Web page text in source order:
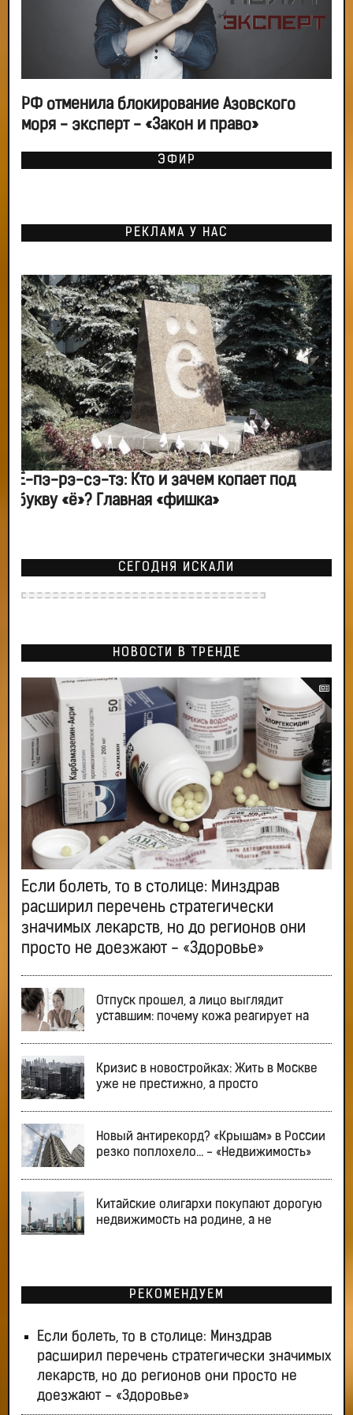
РФ отменила блокирование Азовского
моря - эксперт - «Закон и право»
ЭФИР
РЕКЛАМА У НАС
Ё-пэ-рэ-сэ-тэ: Кто и зачем копает под
букву «ё»? Главная «фишка»
СЕГОДНЯ ИСКАЛИ
НОВОСТИ В ТРЕНДЕ
Если болеть, то в столице: Минздрав
расширил перечень стратегически
значимых лекарств, но до регионов они
просто не доезжают - «Здоровье»
Отпуск прошел, а лицо выглядит
уставшим: почему кожа реагирует на
Кризис в новостройках: Жить в Москве
уже не престижно, а просто
Новый антирекорд? «Крышам» в России
резко поплохело… - «Недвижимость»
Китайские олигархи покупают дорогую
недвижимость на родине, а не
РЕКОМЕНДУЕМ
Если болеть, то в столице: Минздрав
расширил перечень стратегически значимых
лекарств, но до регионов они просто не
доезжают - «Здоровье»